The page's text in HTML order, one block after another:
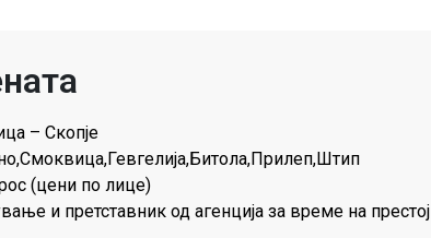
– Скопје
(цени по лице)
и претставник од агенција за време на престој